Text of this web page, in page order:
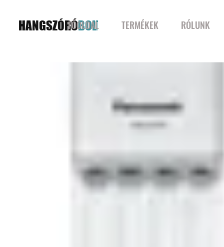
HANGSZÓRÓBOLT
FŐOLDAL TERMÉKEK RÓLUNK